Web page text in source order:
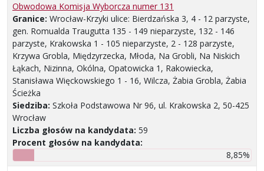
Obwodowa Komisja Wyborcza numer 131
Granice: Wrocław-Krzyki ulice: Bierdzańska 3, 4 - 12 parzyste,
gen. Romualda Traugutta 135 - 149 nieparzyste, 132 - 146
parzyste, Krakowska 1 - 105 nieparzyste, 2 - 128 parzyste,
Krzywa Grobla, Międzyrzecka, Młoda, Na Grobli, Na Niskich
Łąkach, Nizinna, Okólna, Opatowicka 1, Rakowiecka,
Stanisława Więckowskiego 1 - 16, Wilcza, Żabia Grobla, Żabia
Ścieżka
Siedziba: Szkoła Podstawowa Nr 96, ul. Krakowska 2, 50-425
Wrocław
Liczba głosów na kandydata: 59
Procent głosów na kandydata:
8,85%